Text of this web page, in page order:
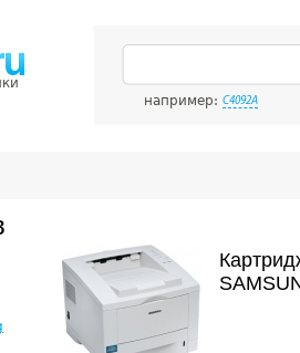
например: C4092A